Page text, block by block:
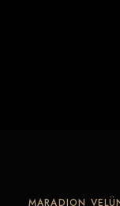
MARADJON